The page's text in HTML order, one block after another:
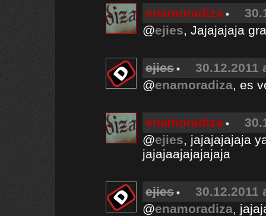
enamoradiza
@ejies, Jajajajaja
ejies
30.12.2011
@enamoradiza, es
enamoradiza
@ejies, jajajajajaja
jajajaajajajajaja
ejies
30.12.2011
@enamoradiza,